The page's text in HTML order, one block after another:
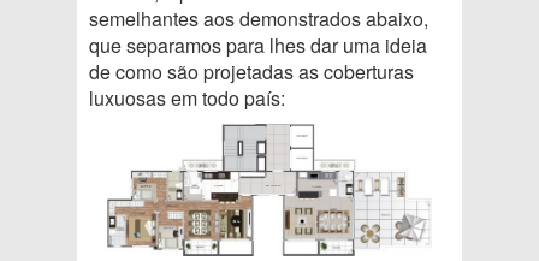
semelhantes aos demonstrados abaixo,
que separamos para lhes dar uma ideia
de como são projetadas as coberturas
luxuosas em todo país: